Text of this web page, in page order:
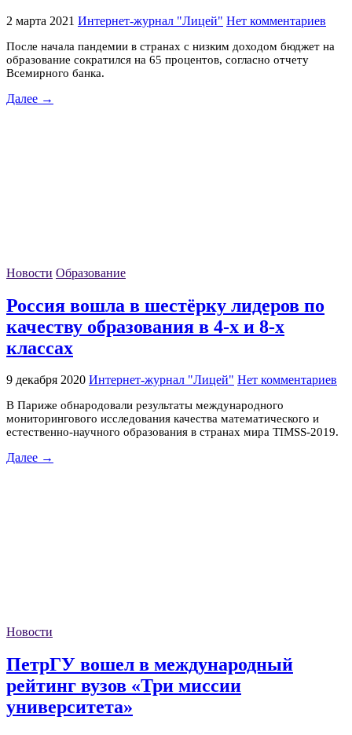
2 марта 2021 Интернет-журнал "Лицей" Нет комментариев
После начала пандемии в странах с низким доходом бюджет на
образование сократился на 65 процентов, согласно отчету
Всемирного банка.
Далее →
Новости Образование
Россия вошла в шестёрку лидеров по
качеству образования в 4-х и 8-х
классах
9 декабря 2020 Интернет-журнал "Лицей" Нет комментариев
В Париже обнародовали результаты международного
мониторингового исследования качества математического и
естественно-научного образования в странах мира TIMSS-2019.
Далее →
Новости
ПетрГУ вошел в международный
рейтинг вузов «Три миссии
университета»